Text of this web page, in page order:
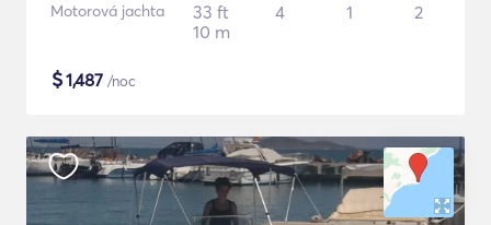
Motorová jachta
33 ft
10 m
4 1 2
$1,487 /noc